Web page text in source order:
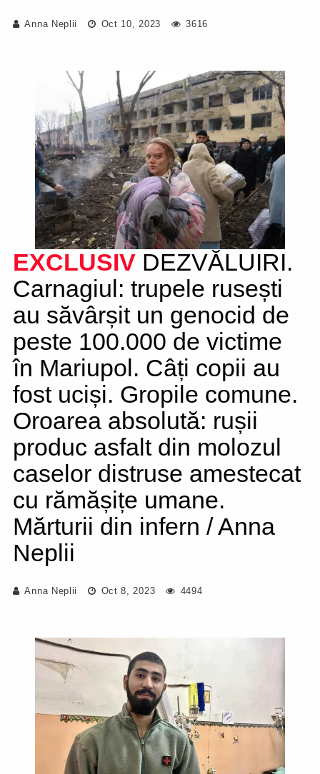
Anna Neplii Oct 10, 2023 3616
EXCLUSIV DEZVĂLUIRI.
Carnagiul: trupele rusești
au săvârșit un genocid de
peste 100.000 de victime
în Mariupol. Câți copii au
fost uciși. Gropile comune.
Oroarea absolută: rușii
produc asfalt din molozul
caselor distruse amestecat
cu rămășițe umane.
Mărturii din infern / Anna
Neplii
Anna Neplii Oct 8, 2023 4494